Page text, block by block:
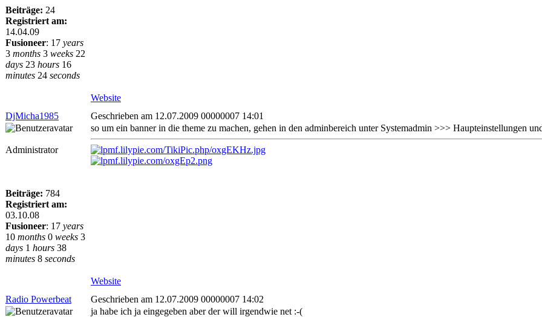
Beiträge: 24
Registriert am:
14.04.09
Fusioneer: 17 years
3 months 3 weeks 22
days 23 hours 16
minutes 24 seconds
Website
DjMicha1985
Geschrieben am 12.07.2009 00000007 14:01
Administrator
Beiträge: 784
Registriert am:
03.10.08
Fusioneer: 17 years
10 months 0 weeks 3
days 1 hours 38
minutes 8 seconds
so um ein banner in die theme zu machen, gehen in den adminbereich unter Systemadmin >>> Haupteinstellungen
Website
Radio Powerbeat
Geschrieben am 12.07.2009 00000007 14:02
ja habe ich ja eingegeben aber der will irgendwie net :-(